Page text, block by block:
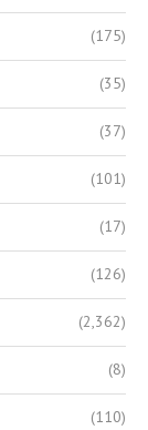
(175)
(35)
(37)
(101)
(17)
(126)
(2,362)
(8)
(110)